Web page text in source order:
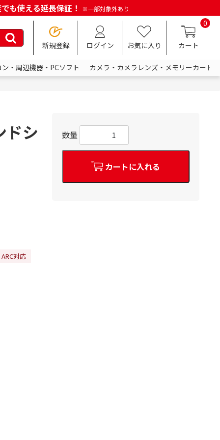
も使える延長保証！ ※一部対象外あり
新規登録 ログイン お気に入り
0
カート
・周辺機器・PCソフト カメラ・カメラレンズ・メモリーカード
ドシ
対応
数量
カートに入れる